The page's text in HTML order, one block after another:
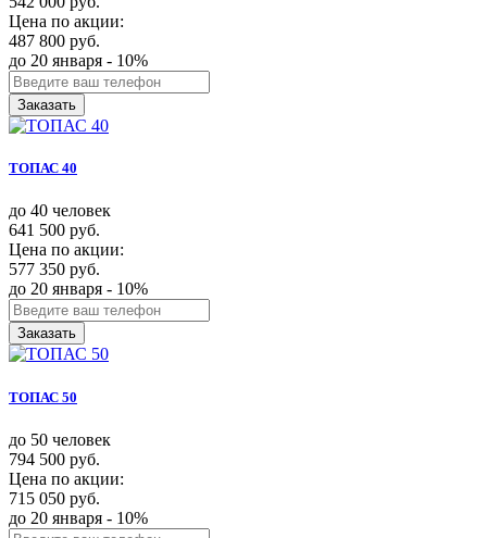
Цена по акции:
487 800 руб.
до 20 января - 10%
Заказать
ТОПАС 40
до 40 человек
641 500 руб.
Цена по акции:
577 350 руб.
до 20 января - 10%
Заказать
ТОПАС 50
до 50 человек
794 500 руб.
Цена по акции:
715 050 руб.
до 20 января - 10%